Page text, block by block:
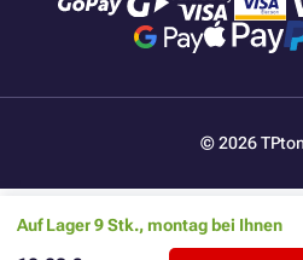
Auf Lager 9 Stk., montag bei Ihnen
© 2026